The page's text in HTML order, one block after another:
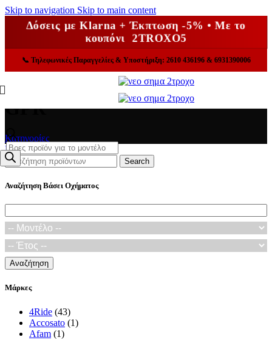
Skip to navigation Skip to main content
Δόσεις με Klarna + Έκπτωση -5% • Με το
κουπόνι 2TROXO5
📞 Τηλεφωνικές Παραγγελίες & Υποστήριξη: 2610 436196 & 6931390006
Products
search
GPR
Κατηγορίες
Κλείσε
Search
Αναζήτηση Βάσει Οχήματος
Αναζήτηση
Μάρκες
4Ride (43)
Accosato (1)
Afam (1)